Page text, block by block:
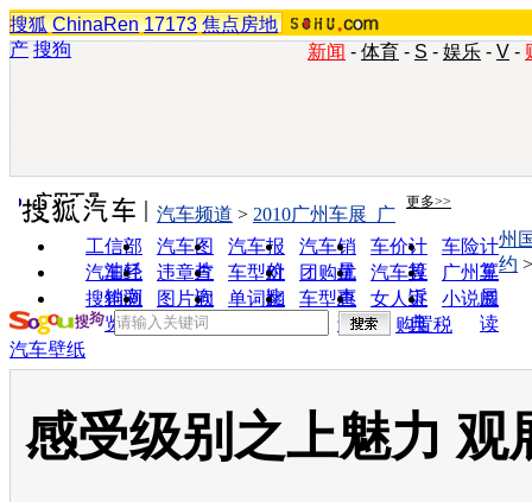
搜狐 ChinaRen 17173 焦点房地
产 搜狗 新闻 - 体育 - S - 娱乐 - V -
实用工具 更多>>
工信部
油耗
汽车图
片
汽车报
价
汽车销
量
车价计
算
车险计
算
汽车经
销商
违章查
询
车型对
比
团购优
惠
汽车投
诉
广州车
展
搜狗浏
览器
图片欣
赏
单词翻
车型查
询
女人宝
典
小说阅
读
汽车频道 > 2010广州车展_广
州
约
购置税
汽车壁纸
感受级别之上魅力 观